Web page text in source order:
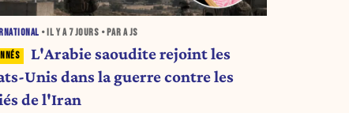
• IL Y A 7 JOURS • PAR A JS
L'Arabie saoudite rejoint les
Unis dans la guerre contre les
de l'Iran